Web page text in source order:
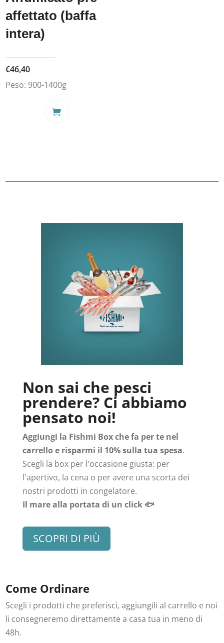
affettato (baffa
intera)
€46,40
Peso: 900-1400g
Non sai che pesci
prendere? Ci abbiamo
pensato noi!
Aggiungi la Fishmi Box che fa per te nel
carrello e risparmi il 10% sulla tua spesa.
Scegli la box per l'occasione giusta: per
l'apertivo, la cena o per avere una scorta dei
nostri prodotti in congelatore.
Il mare alla portata di un click 🐟
SCOPRI DI PIÙ
Come Ordinare
Scegli i prodotti che preferisci, aggiungili al carrello e noi
li consegneremo direttamente a casa tua in meno di
48h.